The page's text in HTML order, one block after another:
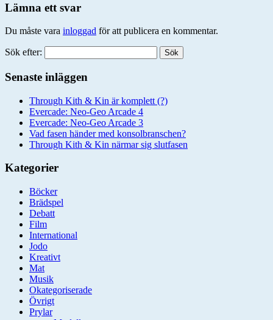
Lämna ett svar
Du måste vara inloggad för att publicera en kommentar.
Sök efter:
Senaste inläggen
Through Kith & Kin är komplett (?)
Evercade: Neo-Geo Arcade 4
Evercade: Neo-Geo Arcade 3
Vad fasen händer med konsolbranschen?
Through Kith & Kin närmar sig slutfasen
Kategorier
Böcker
Brädspel
Debatt
Film
International
Jodo
Kreativt
Mat
Musik
Okategoriserade
Övrigt
Prylar